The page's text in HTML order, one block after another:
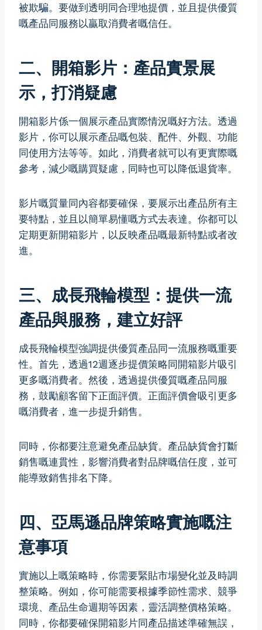
被欺騙。要做到透明同合理地提價，並且提供優質
嘅產品同服務以贏取消費者嘅信任。
二、開箱影片：產品實景展
示，打消疑慮
開箱影片係一個展示產品實際情況嘅好方法。透過
影片，你可以展示產品嘅包裝、配件、外觀、功能
同使用方法等等。如此，消費者就可以有更實際嘅
參考，減少嘅購買疑慮，同時也可以降低退貨率。
影片嘅質量同內容都要確保，要展示出產品所有主
要特點，並且以簡單易懂嘅方式去表達。你都可以
定期更新開箱影片，以反映產品嘅最新特點或者改
進。
三、成長飛輪模型：提供一流
產品與服務，建立好評
成長飛輪模型強調提供優質產品同一流服務嘅重要
性。首先，透過12週逐步提價策略同開箱影片吸引
更多嘅消費者。然後，透過提供優質嘅產品同服
務，鼓勵顧客留下正面評價。正面評價會吸引更多
嘅消費者，進一步提升銷售。
同時，你都要注意避免產品缺貨。產品缺貨會打斷
銷售嘅連貫性，影響消費者對品牌嘅信任度，並可
能導致銷售排名下降。
四、亞馬遜品牌策略實施嘅注
意事項
實施以上嘅策略時，你需要緊貼市場變化並及時調
整策略。例如，你可能需要根據季節性需求、競爭
環境、產品生命週期等因素，靈活調整價格策略。
同時，你都要確保開箱影片同產品描述準確無誤，